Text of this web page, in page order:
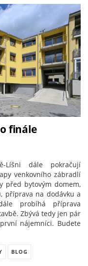
finále
Líšni dále pokračují
venkovního zábradlí
před bytovým domem,
příprava na dodávku a
probíhá příprava
Zbývá tedy jen pár
nájemníci. Budete
BLOG